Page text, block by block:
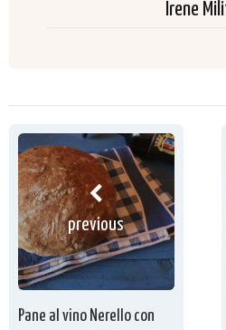
Irene
previous
Pane al vino Nerello con